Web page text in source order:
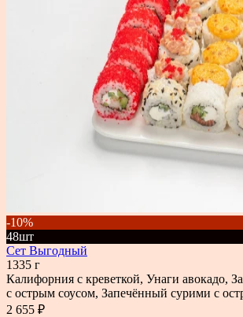
-10%
48шт
Сет Выгодный
1335 г
Калифорния с креветкой, Унаги авокадо,
с острым соусом, Запечённый сурими с
2 655 ₽